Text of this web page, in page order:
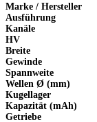
Marke / Hersteller
Ausführung
Kanäle
HV
Breite
Gewinde
Spannweite
Wellen Ø (mm)
Kugellager
Kapazität (mAh)
Getriebe